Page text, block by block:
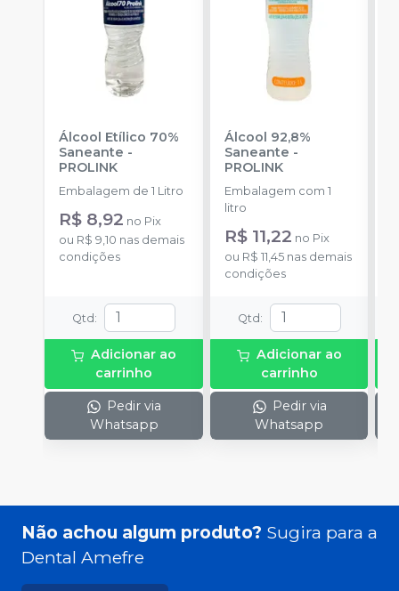
Álcool Etílico 70%
Saneante -
PROLINK
Embalagem de 1 Litro
R$ 8,92 no Pix
ou R$ 9,10 nas demais
condições
Qtd :
Adicionar ao
carrinho
Pedir via
Whatsapp
Álcool 92,8%
Saneante -
PROLINK
Embalagem com 1
litro
R$ 11,22 no Pix
ou R$ 11,45nas demais
condições
Qtd :
Adicionar ao
carrinho
Pedir via
Whatsapp
Não achou algum produto? Sugira para a
Dental Amefre